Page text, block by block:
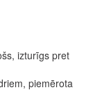
izturīgs pret
piemērota